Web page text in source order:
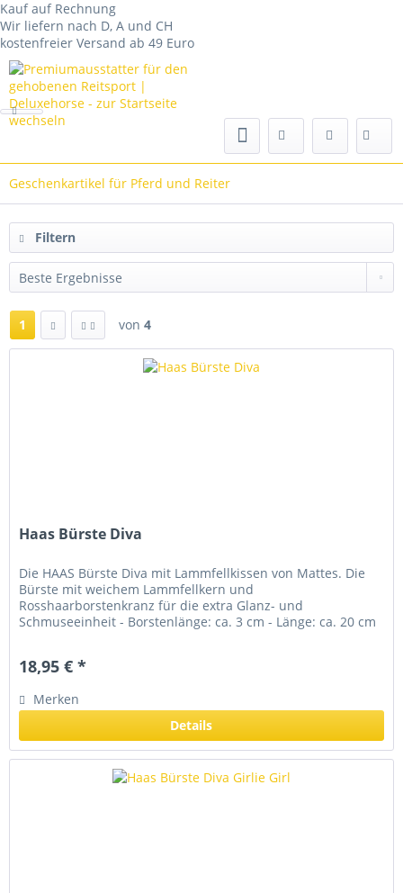
Kauf auf Rechnung
Wir liefern nach D, A und CH
kostenfreier Versand ab 49 Euro
Geschenkartikel für Pferd und Reiter
Filtern
1 von 4
Haas Bürste Diva
Die HAAS Bürste Diva mit Lammfellkissen von Mattes. Die
Bürste mit weichem Lammfellkern und
Rosshaarborstenkranz für die extra Glanz- und
Schmuseeinheit - Borstenlänge: ca. 3 cm - Länge: ca. 20 cm
18,95 € *
Merken
Details